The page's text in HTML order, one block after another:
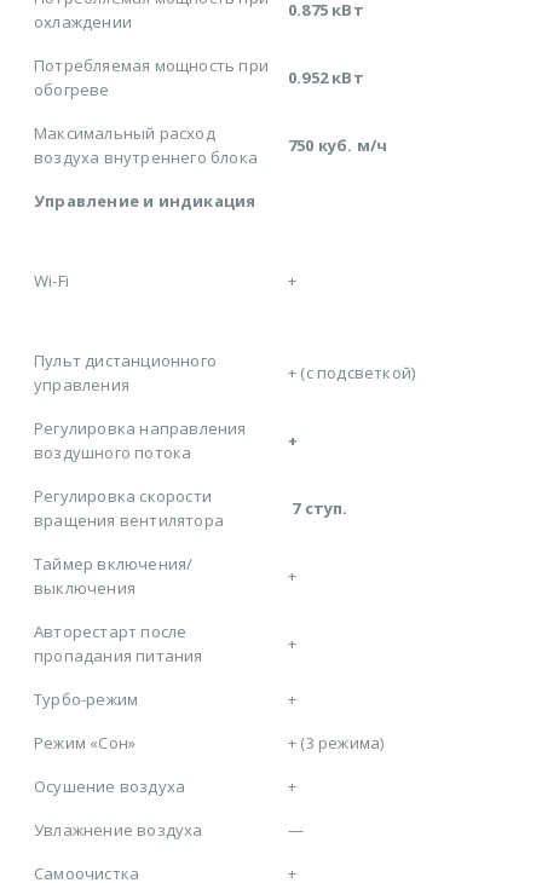
охлаждении
0.875 кВт
Потребляемая мощность при
обогреве
0.952 кВт
Максимальный расход
воздуха внутреннего блока
750 куб. м/ч
Управление и индикация
Wi-Fi +
Пульт дистанционного
управления
+ (с подсветкой)
Регулировка направления
воздушного потока
+
Регулировка скорости
вращения вентилятора
7 ступ.
Таймер включения/
выключения
+
Авторестарт после
пропадания питания
+
Турбо-режим
+
Режим «Сон»
+ (3 режима)
Осушение воздуха
+
Увлажнение воздуха
—
Самоочистка
+